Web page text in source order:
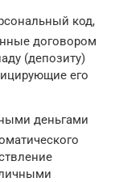
код,
договором
(депозиту)
его
деньгами